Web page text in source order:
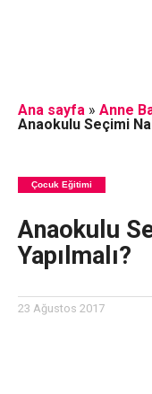
Ana sayfa» Anne
Anaokulu Seçimi
Çocuk Eğitimi
Anaokulu
Yapılmalı?
23 Ağustos 2017